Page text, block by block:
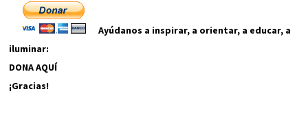
Ayúdanos a inspirar, a orientar, a educar, a
iluminar:
DONA AQUÍ
¡Gracias!